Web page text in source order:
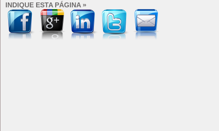
INDIQUE ESTA PÁGINA »